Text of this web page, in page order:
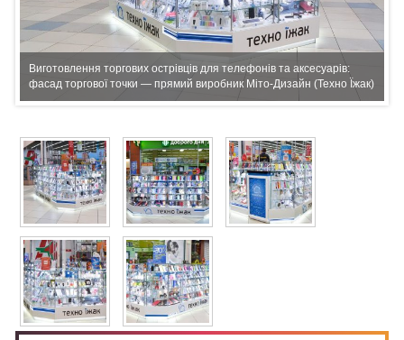
Виготовлення торгових острівців для телефонів та аксесуарів:
фасад торгової точки — прямий виробник Міто-Дизайн (Техно Їжак)